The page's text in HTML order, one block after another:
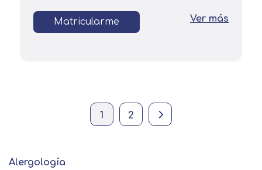
Matricularme Ver más
Current page
1 Página
2 Next page
Alergología